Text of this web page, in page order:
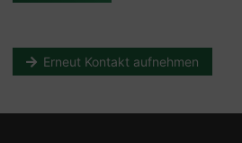
Erneut Kontakt aufnehmen